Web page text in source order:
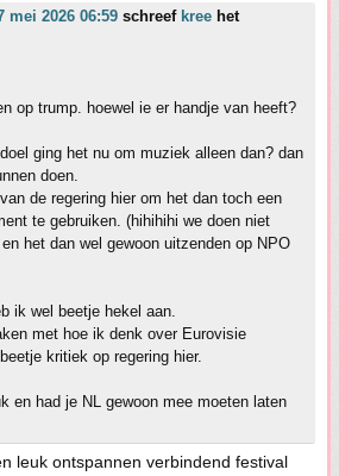
mei 2026 06:59 schreef kree het
op trump. hoewel ie er handje van heeft?
ging het nu om muziek alleen dan? dan
doen.
de regering hier om het dan toch een
te gebruiken. (hihihihi we doen niet
het dan wel gewoon uitzenden op NPO
ik wel beetje hekel aan.
met hoe ik denk over Eurovisie
kritiek op regering hier.
en had je NL gewoon mee moeten laten
leuk ontspannen verbindend festival